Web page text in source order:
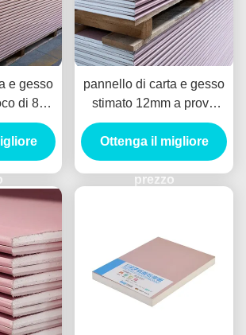
e gesso
di 8x4
di
della
pannello di carta e gesso
stimato 12mm a prova
d'umidità del bordo di
gesso del fuoco 4x8 per
l'edificio per uffici
Ottenga il migliore
prezzo